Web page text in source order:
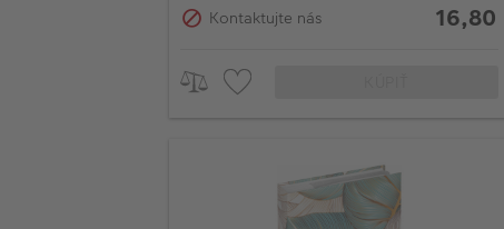
Kontaktujte nás
16,80